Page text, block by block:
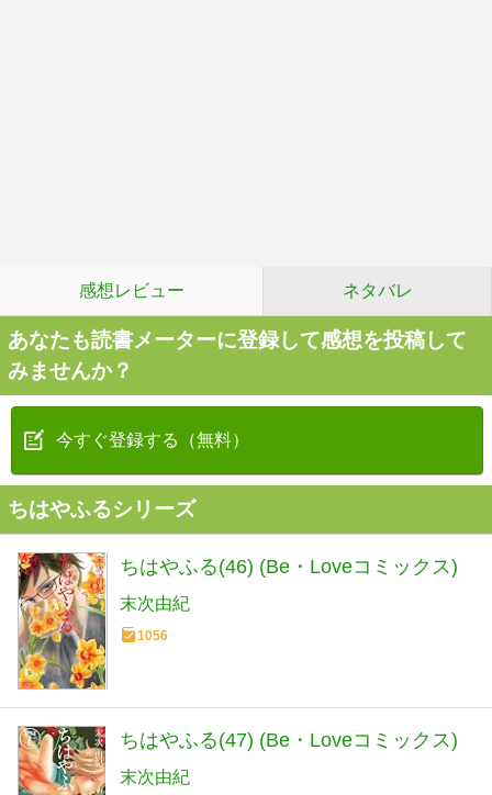
感想レビュー ネタバレ
あなたも読書メーターに登録して感想を投稿して
みませんか？
今すぐ登録する（無料）
ちはやふるシリーズ
ちはやふる(46) (Be・Loveコミックス)
末次由紀
1056
ちはやふる(47) (Be・Loveコミックス)
末次由紀